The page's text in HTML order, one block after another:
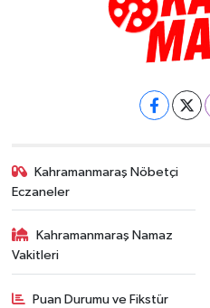
Kahramanmaraş Nöbetçi
Eczaneler
Kahramanmaraş Namaz
Vakitleri
Puan Durumu ve Fikstür